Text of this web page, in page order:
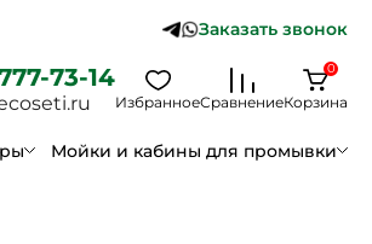
Заказать звонок
73-14
ИзбранноеСравнениеКорзина
0
Мойки и кабины для промывки